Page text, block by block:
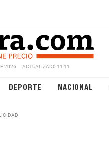
2026 ACTUALIZADO 11:11
DEPORTE NACIONAL